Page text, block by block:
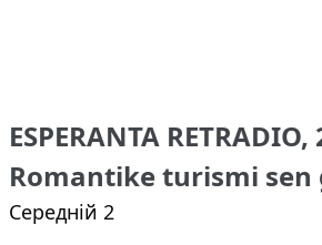
ESPERANTA
Romantike turismi
Середній 2